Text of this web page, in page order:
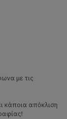
με τις
κάποια απόκλιση